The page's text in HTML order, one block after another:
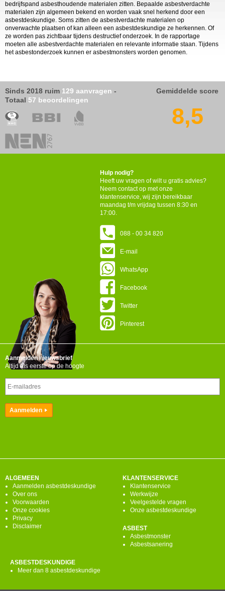
bedrijfspand asbesthoudende materialen zitten. Bepaalde asbestverdachte
materialen zijn algemeen bekend en worden vaak snel herkend door een
asbestdeskundige. Soms zitten de asbestverdachte materialen op
onverwachte plaatsen of kan alleen een asbestdeskundige ze herkennen. Of
ze worden pas zichtbaar tijdens destructief onderzoek. In de rapportage
moeten alle asbestverdachte materialen en relevante informatie staan. Tijdens
het asbestonderzoek kunnen er asbestmonsters worden genomen.
Sinds 2018 ruim 129 aanvragen -
Totaal 57 beoordelingen
Gemiddelde score
8,5
Hulp nodig?
Heeft uw vragen of wilt u gratis advies?
Neem contact op met onze
klantenservice, wij zijn bereikbaar
maandag t/m vrijdag tussen 8:30 en
17:00.
088 - 00 34 820
E-mail
WhatsApp
Facebook
Twitter
Pinterest
Aanmelden nieuwsbrief
Altijd als eerste op de hoogte
ALGEMEEN
Aanmelden asbestdeskundige
Over ons
Voorwaarden
Onze cookies
Privacy
Disclaimer
KLANTENSERVICE
Klantenservice
Werkwijze
Veelgestelde vragen
Onze asbestdeskundige
ASBEST
Asbestmonster
Asbestsanering
ASBESTDESKUNDIGE
Meer dan 8 asbestdeskundige